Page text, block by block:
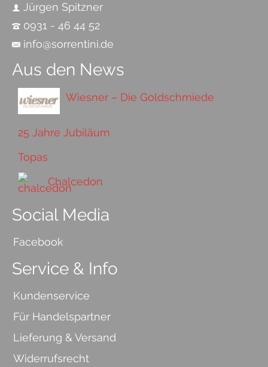
Jürgen Spitzner
0931 - 46 44 52
info@sorrentini.de
Aus den News
Wiesner – Die Goldschmiede
25 Jahre Jubiläum
Topas
Chalcedon
Social Media
Facebook
Service & Info
Kundenservice
Für Handelspartner
Lieferung & Versand
Widerrufsrecht